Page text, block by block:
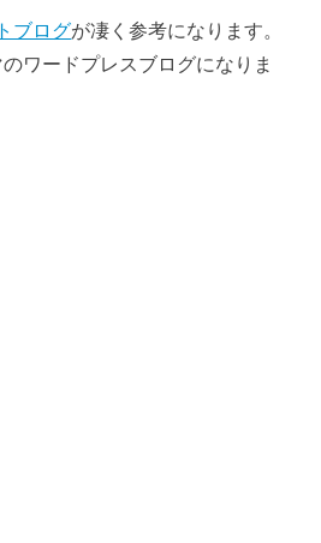
ブログが凄く参考になります。
ワードプレスブログになりま